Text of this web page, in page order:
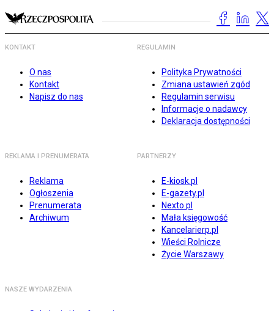
KONTAKT
O nas
Kontakt
Napisz do nas
REGULAMIN
Polityka Prywatności
Zmiana ustawień zgód
Regulamin serwisu
Informacje o nadawcy
Deklaracja dostępności
REKLAMA I PRENUMERATA
Reklama
Ogłoszenia
Prenumerata
Archiwum
PARTNERZY
E-kiosk.pl
E-gazety.pl
Nexto.pl
Mała księgowość
Kancelarierp.pl
Wieści Rolnicze
Życie Warszawy
NASZE WYDARZENIA